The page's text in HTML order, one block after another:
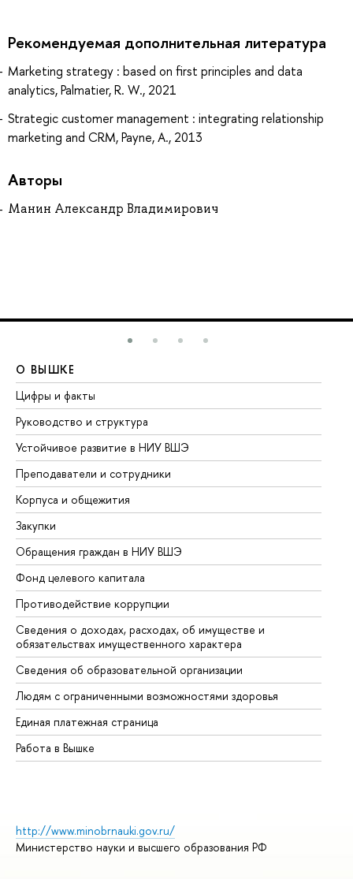
Рекомендуемая дополнительная литература
Marketing strategy : based on first principles and data
analytics, Palmatier, R. W., 2021
Strategic customer management : integrating relationship
marketing and CRM, Payne, A., 2013
Авторы
Манин Александр Владимирович
О ВЫШКЕ
Цифры и факты
Руководство и структура
Устойчивое развитие в НИУ ВШЭ
Преподаватели и сотрудники
Корпуса и общежития
Закупки
Обращения граждан в НИУ ВШЭ
Фонд целевого капитала
Противодействие коррупции
Сведения о доходах, расходах, об имуществе и
обязательствах имущественного характера
Сведения об образовательной организации
Людям с ограниченными возможностями здоровья
Единая платежная страница
Работа в Вышке
http://www.minobrnauki.gov.ru/
Министерство науки и высшего образования РФ